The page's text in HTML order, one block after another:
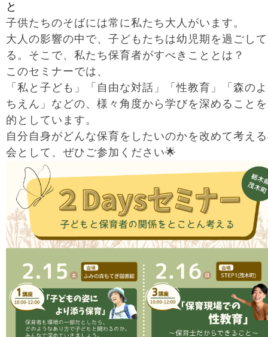
と
子供たちのそばには常に私たち大人がいます。
大人の影響の中で、子どもたちは幼児期を過ごし
る。そこで、私たち保育者がすべきこととは？
このセミナーでは、
「私と子ども」「自由な対話」「性教育」「森の
ちえん」などの、様々角度から学びを深めること
的としています。
自分自身がどんな保育をしたいのかを改めて考え
会として、ぜひご参加ください🌟